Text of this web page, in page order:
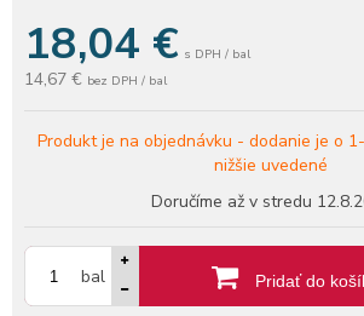
18,04 € s DPH / bal
14,67 € bez DPH / bal
Produkt je na objednávku - dodanie je o
nižšie uvedené
Doručíme až v stredu
bal Pridať do